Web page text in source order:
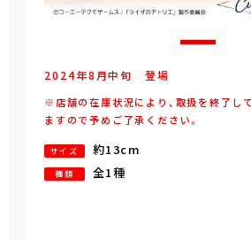
2024年8 月中旬 登場
※店舗の在庫状況により、取扱を終了し
ますので予めご了承ください。
サイズ 約13cm
種類 全1種